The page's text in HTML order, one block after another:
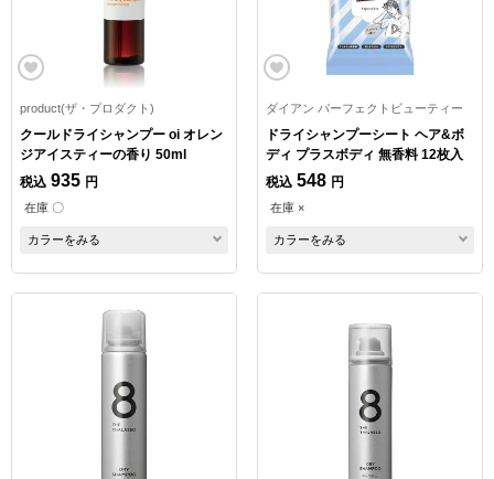
product(ザ・プロダクト)
クールドライシャンプー oi オレン
ジアイスティーの香り 50ml
税込 935 円
在庫 〇
カラーをみる
ダイアン パーフェクトビューティー
ドライシャンプーシート ヘア&ボ
ディ プラスボディ 無香料 12枚入
税込 548 円
在庫 ×
カラーをみる